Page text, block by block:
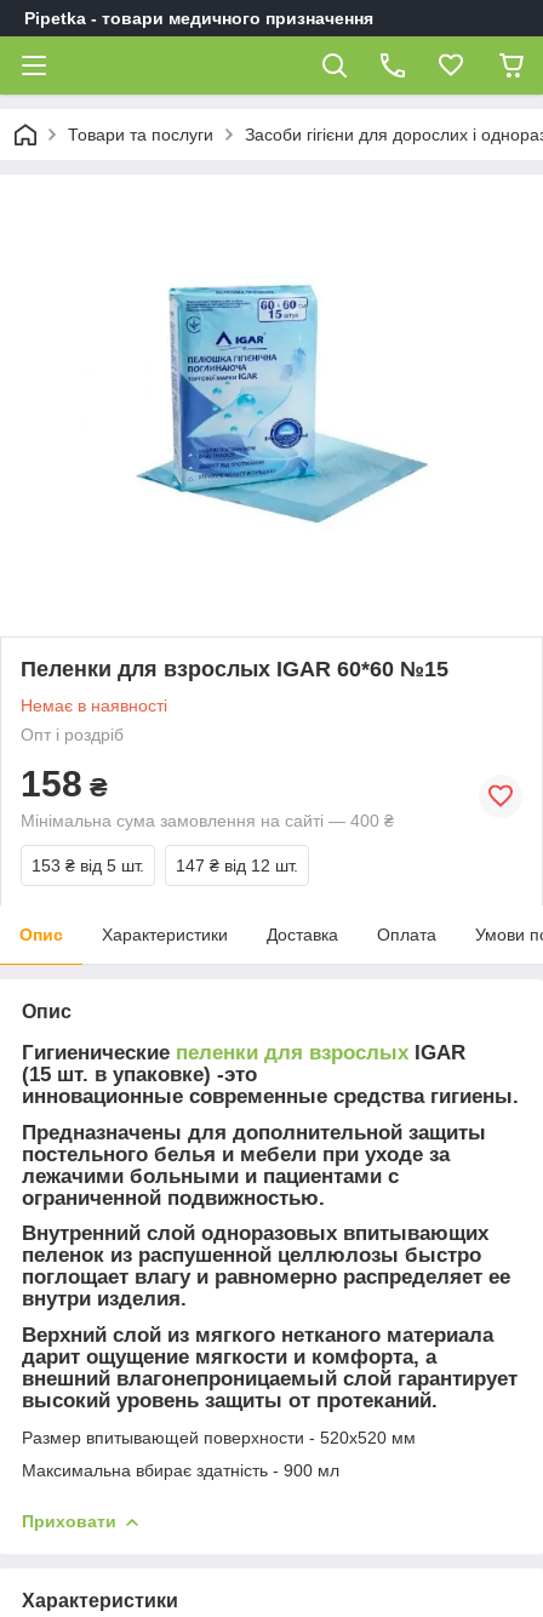
Pipetka - товари медичного призначення
Товари та послуги Засоби гігієни для дорослих і
Пеленки для взрослых IGAR 60*60 №15
Немає в наявності
Опт і роздріб
158 ₴
Мінімальна сума замовлення на сайті — 400 ₴
153 ₴ від 5 шт. 147 ₴ від 12 шт.
Опис Характеристики Доставка Оплата Умови
Опис
Гигиенические пеленки для взрослых IGAR
(15 шт. в упаковке) -это
инновационные современные средства гигиены.
Предназначены для дополнительной защиты
постельного белья и мебели при уходе за
лежачими больными и пациентами с
ограниченной подвижностью.
Внутренний слой одноразовых впитывающих
пеленок из распушенной целлюлозы быстро
поглощает влагу и равномерно распределяет ее
внутри изделия.
Верхний слой из мягкого нетканого материала
дарит ощущение мягкости и комфорта, а
внешний влагонепроницаемый слой гарантирует
высокий уровень защиты от протеканий.
Размер впитывающей поверхности - 520х520 мм
Максимальна вбирає здатність - 900 мл
Приховати
Характеристики